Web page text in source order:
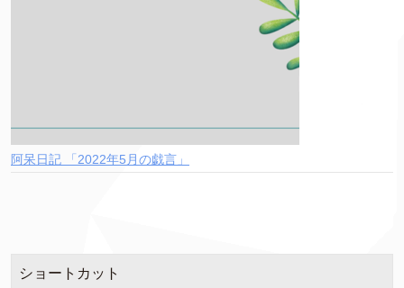
阿呆日記 「2022年5月の戯言」
ショートカット